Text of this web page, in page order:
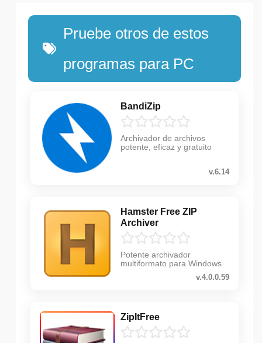
Pruebe otros de estos
programas para PC
BandiZip
Archivador de archivos
potente, eficaz y gratuito
v.6.14
Hamster Free ZIP
Archiver
Potente archivador
multiformato para Windows
v.4.0.0.59
ZipItFree